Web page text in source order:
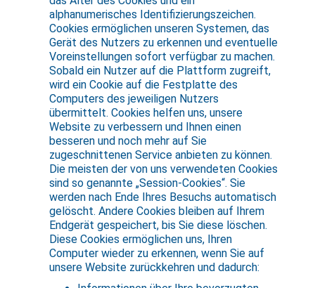
alphanumerisches Identifizierungszeichen.
Cookies ermöglichen unseren Systemen, das
Gerät des Nutzers zu erkennen und eventuelle
Voreinstellungen sofort verfügbar zu machen.
Sobald ein Nutzer auf die Plattform zugreift,
wird ein Cookie auf die Festplatte des
Computers des jeweiligen Nutzers
übermittelt. Cookies helfen uns, unsere
Website zu verbessern und Ihnen einen
besseren und noch mehr auf Sie
zugeschnittenen Service anbieten zu können.
Die meisten der von uns verwendeten Cookies
sind so genannte „Session-Cookies“. Sie
werden nach Ende Ihres Besuchs automatisch
gelöscht. Andere Cookies bleiben auf Ihrem
Endgerät gespeichert, bis Sie diese löschen.
Diese Cookies ermöglichen uns, Ihren
Computer wieder zu erkennen, wenn Sie auf
unsere Website zurückkehren und dadurch: